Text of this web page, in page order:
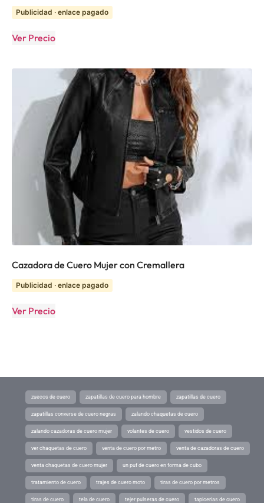
Publicidad · enlace pagado
Ver Precio
Cazadora de Cuero Mujer con Cremallera
Publicidad · enlace pagado
Ver Precio
zuecos de cuero zapatillas de cuero para hombre zapatillas de cuero
zapatillas converse de cuero negras zalando chaquetas de cuero
zalando cazadoras de cuero mujer volantes de cuero vestidos de cuero
ver chaquetas de cuero venta de cuero por metro venta de cazadoras de cuero
venta chaquetas de cuero mujer un puf de cuero en forma de cubo
tratamiento de cuero trajes de cuero moto tiras de cuero por metros
tiras de cuero tela de cuero tejer pulseras de cuero tapicerias de cuero